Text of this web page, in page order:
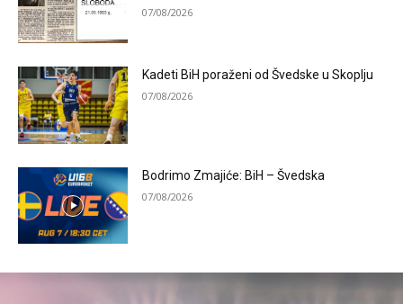
07/08/2026
Kadeti BiH poraženi od Švedske u Skoplju
07/08/2026
Bodrimo Zmajiće: BiH – Švedska
07/08/2026